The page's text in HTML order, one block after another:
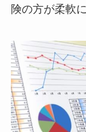
険の方が柔軟